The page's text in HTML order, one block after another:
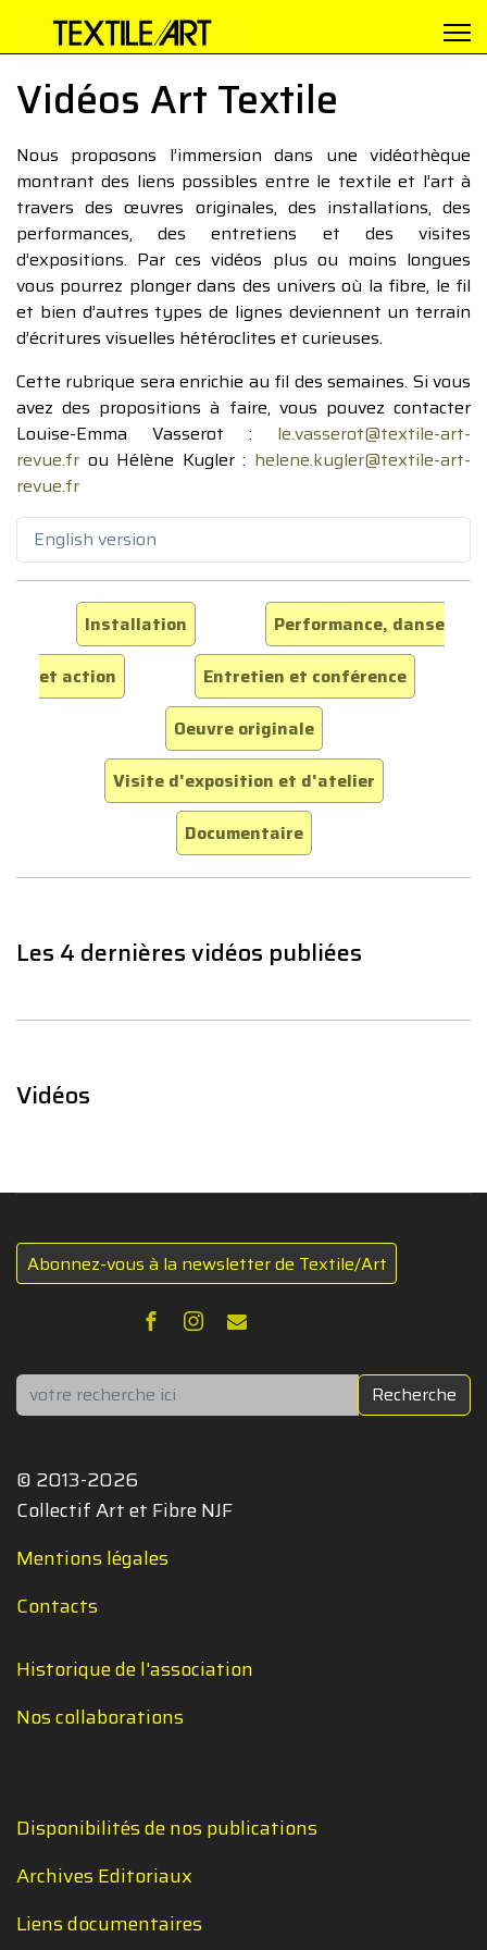
Vidéos Art Textile
Nous proposons l’immersion dans une vidéothèque
montrant des liens possibles entre le textile et l’art à
travers des œuvres originales, des installations, des
performances, des entretiens et des visites
d’expositions. Par ces vidéos plus ou moins longues
vous pourrez plonger dans des univers où la fibre, le fil
et bien d’autres types de lignes deviennent un terrain
d’écritures visuelles hétéroclites et curieuses.
Cette rubrique sera enrichie au fil des semaines. Si vous
avez des propositions à faire, vous pouvez contacter
Louise-Emma Vasserot : le.vasserot@textile-art-
revue.fr ou Hélène Kugler : helene.kugler@textile-art-
revue.fr
English version
Installation
Performance, danse
et action
Entretien et conférence
Oeuvre originale
Visite d'exposition et d'atelier
Documentaire
Les 4 dernières vidéos publiées
Vidéos
Abonnez-vous à la newsletter de Textile/Art
Rechercher Recherche
© 2013-2026
Collectif Art et Fibre NJF
Mentions légales
Contacts
Historique de l'association
Nos collaborations
Disponibilités de nos publications
Archives Editoriaux
Liens documentaires